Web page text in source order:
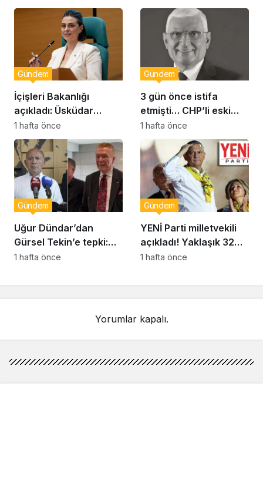
geçiyor!
İçişleri Bakanlığı
açıkladı: Üsküdar
Belediye Başkanı
Sinem Dedetaş
görevden uzaklaştırıldı
Gündem
1 hafta önce
3 gün önce istifa
etmişti… CHP’li eski
vekil Orhan Ziya Diren
hayatını kaybetti!
Gündem
1 hafta önce
Uğur Dündar’dan
Gürsel Tekin’e tepki:
Hakkında suç
Gündem
1 hafta önce
YENİ Parti milletvekili
açıkladı! Yaklaşık 32
bin yurttaş bağış yaptı:
Gündem
1 hafta önce
Yorumlar kapalı.